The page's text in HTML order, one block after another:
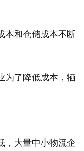
本和仓储成本不断
为了降低成本，牺
，大量中小物流企